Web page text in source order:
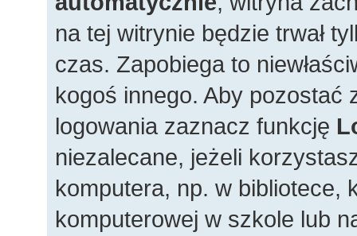
na tej witrynie będzie trwał
czas. Zapobiega to
kogoś innego. Aby pozostać
logowania zaznacz funkcję
niezalecane, jeżeli
komputera, np. w bibliotece,
komputerowej w szkole lub